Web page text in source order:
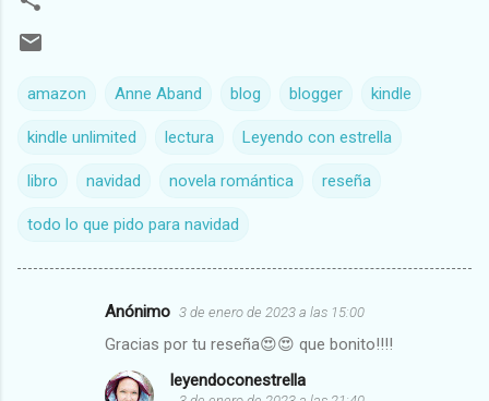
amazon Anne Aband blog blogger kindle
kindle unlimited lectura Leyendo con estrella
libro navidad novela romántica reseña
todo lo que pido para navidad
Anónimo 3 de enero de 2023 a las 15:00
Gracias por tu reseña😍😍 que bonito!!!!
leyendoconestrella